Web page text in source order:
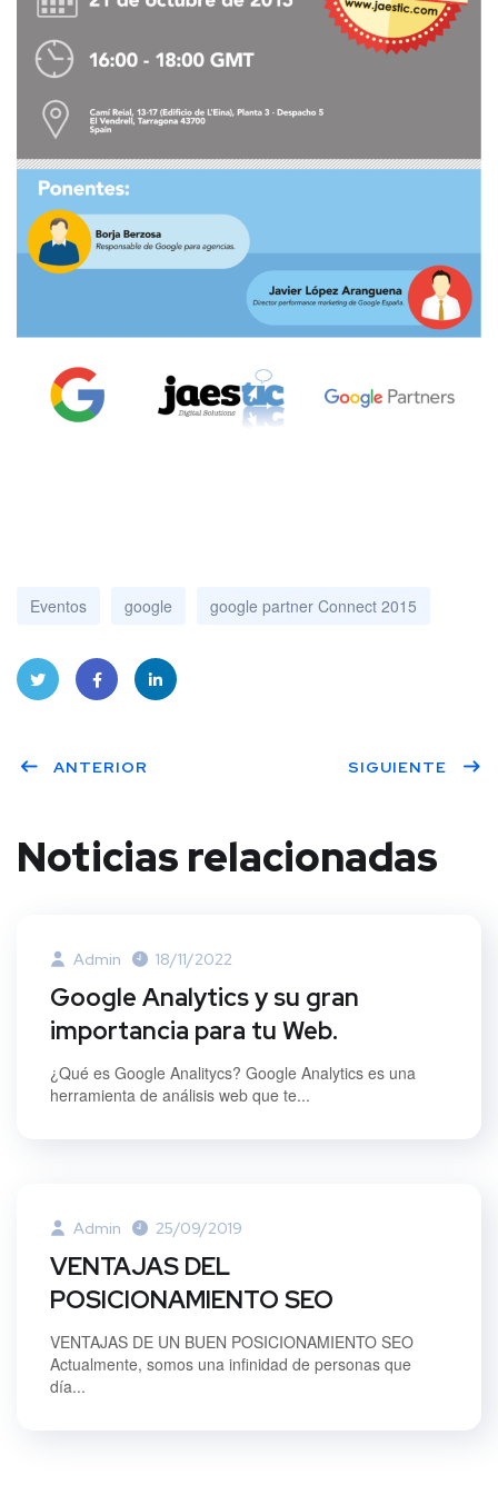
Eventos google google partner Connect 2015
er book dIn
ANTERIOR SIGUIENTE
Noticias relacionadas
Admin 18/11/2022
Google Analytics y su gran
importancia para tu Web.
¿Qué es Google Analitycs? Google Analytics es una
herramienta de análisis web que te...
Admin 25/09/2019
VENTAJAS DEL
POSICIONAMIENTO SEO
VENTAJAS DE UN BUEN POSICIONAMIENTO SEO
Actualmente, somos una infinidad de personas que
día...